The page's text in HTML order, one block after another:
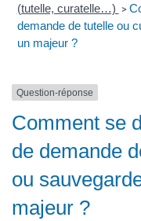
(tutelle, curatelle…) >
demande de tutelle ou
un majeur ?
Question-réponse
Comment se
de demande
ou
majeur ?